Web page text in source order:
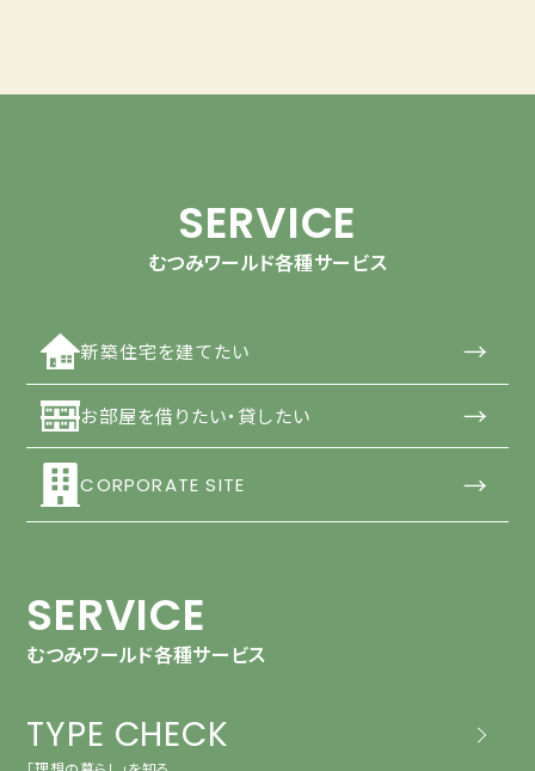
SERVICE
むつみワールド各種サービス
新築住宅を建てたい →
お部屋を借りたい・貸したい →
CORPORATE SITE →
SERVICE
むつみワールド各種サービス
TYPE CHECK